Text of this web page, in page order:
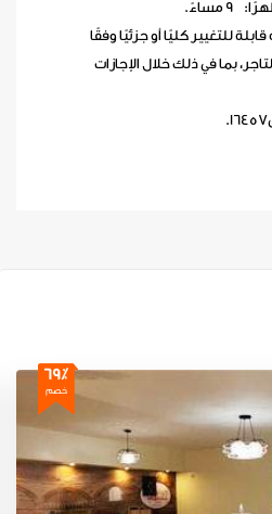
للتغيير كليًا أو جزئيًا وفقًا
بما في ذلك خلال الإجازات
69٪
خصم